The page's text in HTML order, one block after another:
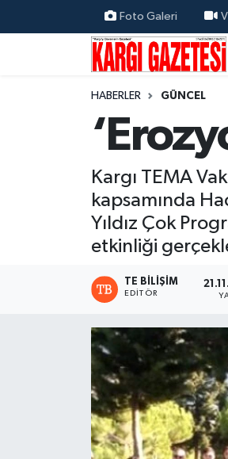
Foto Galeri
HABERLER GÜNCEL
Kargı TEMA
kapsamında
Yıldız Çok
etkinliği
TE BILIŞIM
EDITÖR
Flaş Haber
Nöbetçi Eczaneler
Hava Durumu
Çorum Namaz Vakitleri
Trafik Durumu
Süper Lig Puan Durumu ve
Son Dakika Haberleri
Haber Arşivi